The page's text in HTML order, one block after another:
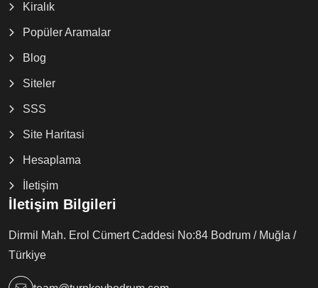
Kiralık
Popüler Aramalar
Blog
Siteler
SSS
Site Haritasi
Hesaplama
İletişim
İletişim Bilgileri
Dirmil Mah. Erol Cümert Caddesi No:84 Bodrum / Muğla /
Türkiye